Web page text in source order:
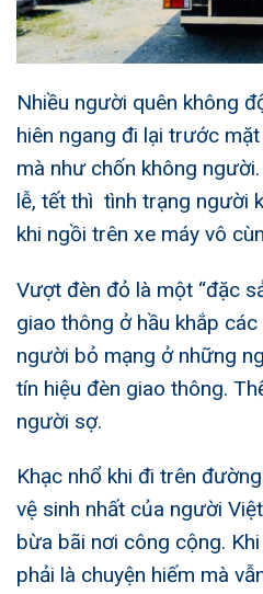
Nhiều người quên không
hiên ngang đi lại trước
mà như chốn không
lễ, tết thì tình trạng người
khi ngồi trên xe máy vô
Vượt đèn đỏ là một “đặc
giao thông ở hầu khắp
người bỏ mạng ở những
tín hiệu đèn giao thông.
người sợ.
Khạc nhổ khi đi trên
vệ sinh nhất của người
bừa bãi nơi công cộng.
phải là chuyện hiếm mà